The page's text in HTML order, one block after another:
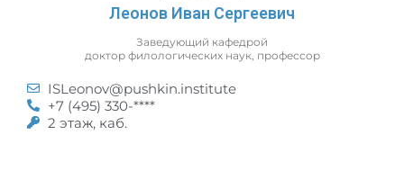
Леонов Иван Сергеевич
Заведующий кафедрой
доктор филологических наук, профессор
ISLeonov@pushkin.institute
+7 (495) 330-****
2 этаж, каб.